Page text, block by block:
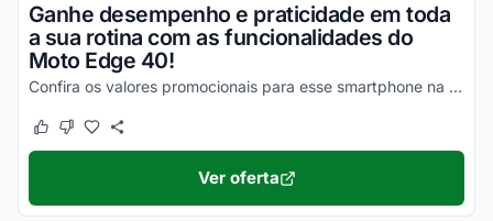
Ganhe desempenho e praticidade em toda
a sua rotina com as funcionalidades do
Moto Edge 40!
Confira os valores promocionais para esse smartphone na loja virtual Motorola e economize hoje mesmo!
Este cupom funcionou
Este cupom não funcionou
Ver oferta